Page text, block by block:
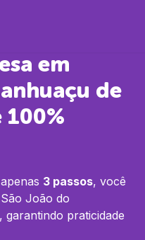
em
de
3 passos, você
São João do
garantindo praticidade